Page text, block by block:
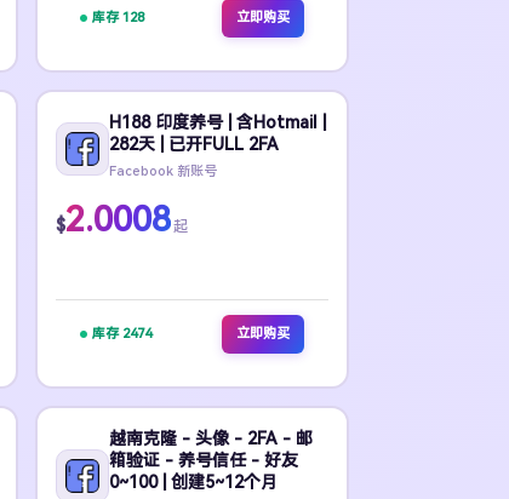
库存 128 立即购买
H188 印度养号 | 含Hotmail |
282天 | 已开FULL 2FA
Facebook 新账号
$2.0008起
库存 2474 立即购买
越南克隆 - 头像 - 2FA - 邮
箱验证 - 养号信任 - 好友
0~100 | 创建5~12个月